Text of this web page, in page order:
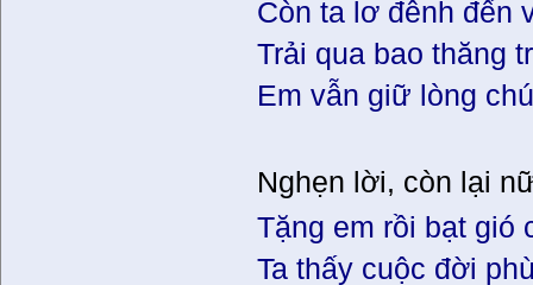
Còn ta lơ đễnh đến
Trải qua bao thăng
Em vẫn giữ lòng
Nghẹn lời, còn lại
Tặng em rồi bạt gió
Ta thấy cuộc đời